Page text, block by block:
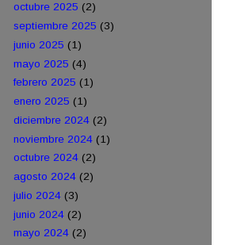
octubre 2025 (2)
septiembre 2025 (3)
junio 2025 (1)
mayo 2025 (4)
febrero 2025 (1)
enero 2025 (1)
diciembre 2024 (2)
noviembre 2024 (1)
octubre 2024 (2)
agosto 2024 (2)
julio 2024 (3)
junio 2024 (2)
mayo 2024 (2)